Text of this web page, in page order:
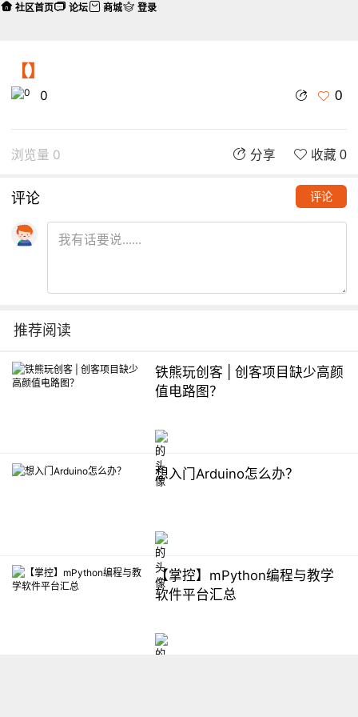
【】
0 0
浏览量 0 分享 收藏 0
评论 评论
推荐阅读
铁熊玩创客 | 创客项目缺少高颜
值电路图？
想入门Arduino怎么办？
【掌控】mPython编程与教学
软件平台汇总
社区首页 论坛 商城 登录